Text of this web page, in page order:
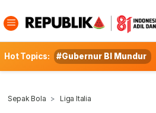
Hot Topics: #Gubernur BI Mundur
Sepak Bola Liga Italia